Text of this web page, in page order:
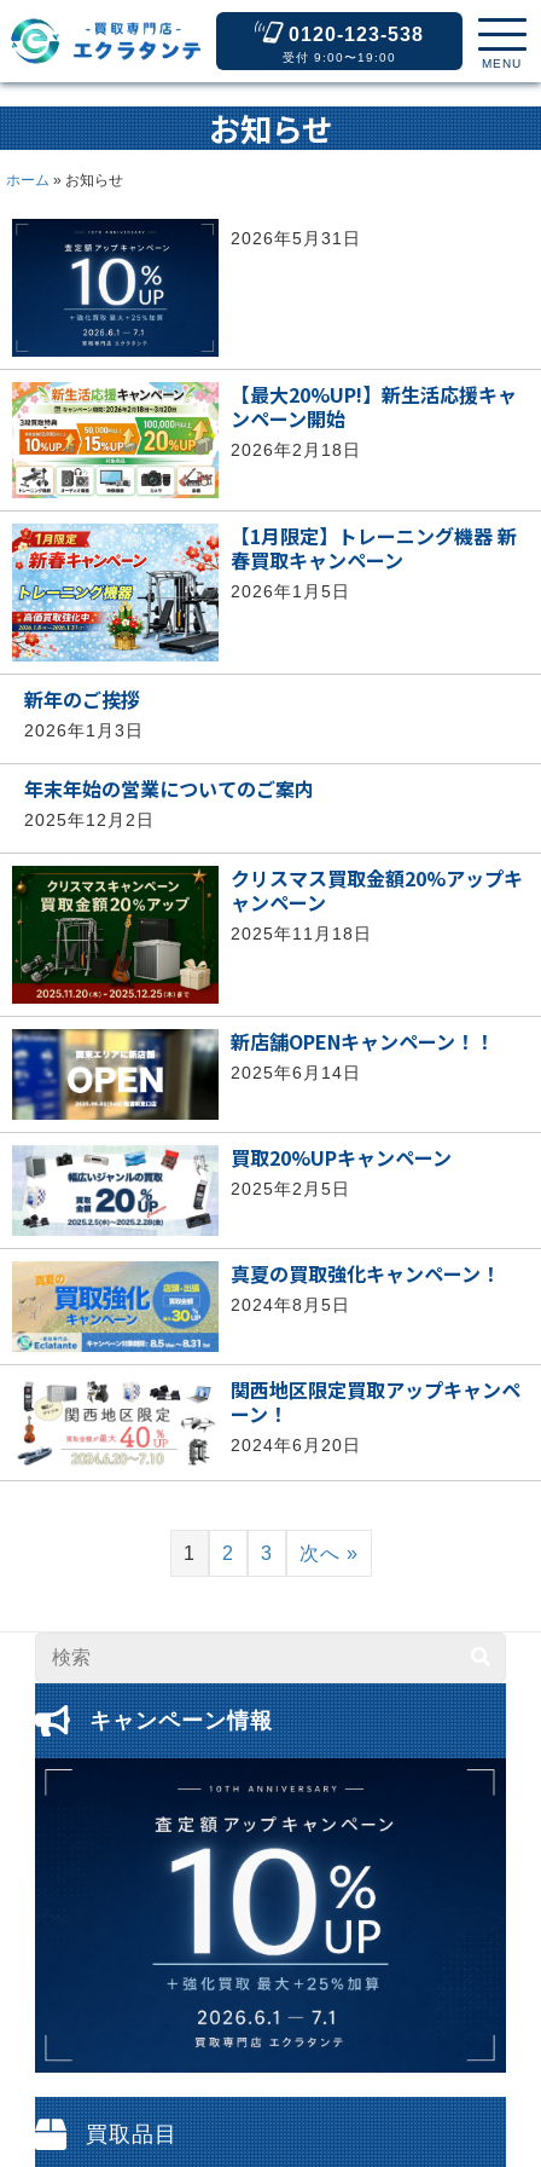
0120-123-538
受付 9:00〜19:00 MENU
お知らせ
ホーム » お知らせ
2026年5月31日
【最大20%UP!】新生活応援キャ
ンペーン開始
2026年2月18日
【1月限定】トレーニング機器 新
春買取キャンペーン
2026年1月5日
新年のご挨拶
2026年1月3日
年末年始の営業についてのご案内
2025年12月2日
クリスマス買取金額20%アップキ
ャンペーン
2025年11月18日
新店舗OPENキャンペーン！！
2025年6月14日
買取20%UPキャンペーン
2025年2月5日
真夏の買取強化キャンペーン！
2024年8月5日
関西地区限定買取アップキャンペ
ーン！
2024年6月20日
1 2 3 次へ »
キャンペーン情報
買取品目